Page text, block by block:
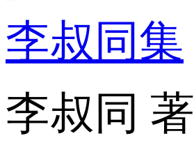
李叔同集
李叔同 著